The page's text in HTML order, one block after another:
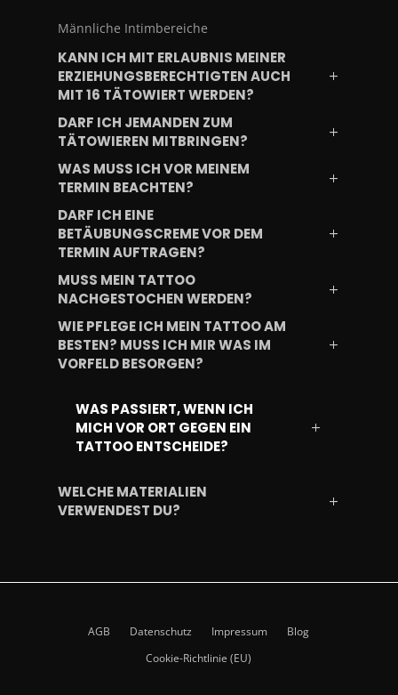
Männliche Intimbereiche
KANN ICH MIT ERLAUBNIS MEINER
ERZIEHUNGSBERECHTIGTEN AUCH
MIT 16 TÄTOWIERT WERDEN?
DARF ICH JEMANDEN ZUM
TÄTOWIEREN MITBRINGEN?
WAS MUSS ICH VOR MEINEM
TERMIN BEACHTEN?
DARF ICH EINE
BETÄUBUNGSCREME VOR DEM
TERMIN AUFTRAGEN?
MUSS MEIN TATTOO
NACHGESTOCHEN WERDEN?
WIE PFLEGE ICH MEIN TATTOO AM
BESTEN? MUSS ICH MIR WAS IM
VORFELD BESORGEN?
WAS PASSIERT, WENN ICH
MICH VOR ORT GEGEN EIN
TATTOO ENTSCHEIDE?
WELCHE MATERIALIEN
VERWENDEST DU?
AGB Datenschutz Impressum
Blog
Cookie-Richtlinie (EU)